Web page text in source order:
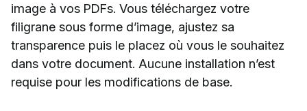
image à vos PDFs. Vous téléchargez votre
filigrane sous forme d’image, ajustez sa
transparence puis le placez où vous le souhaitez
dans votre document. Aucune installation n’est
requise pour les modifications de base.